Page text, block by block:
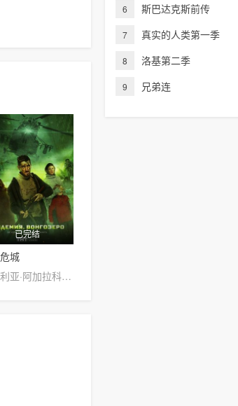
已完结
城
维多利亚·阿加拉科娃,维克多利亚·伊萨科娃,基里尔·卡罗,迪琳·麦乐迪,玛丽安娜·斯皮瓦克,Natalya Zemtsova
6 斯巴达克斯前传
7 真实的人类第一季
8 洛基第二季
9 兄弟连